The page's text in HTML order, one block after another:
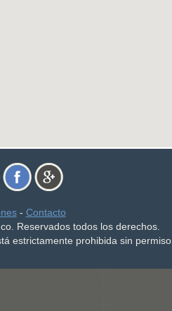
- Contacto
Reservados todos los derechos.
estrictamente prohibida sin permiso.